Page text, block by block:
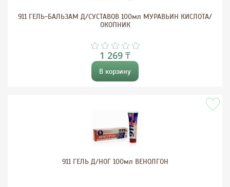
911 ГЕЛЬ-БАЛЬЗАМ Д/СУСТАВОВ 100мл МУРАВЬИН КИСЛОТА/
ОКОПНИК
1 269 ₸
В корзину
911 ГЕЛЬ Д/НОГ 100мл ВЕНОЛГОН